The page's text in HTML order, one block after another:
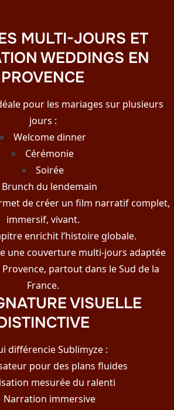
MULTI-JOURS ET
WEDDINGS EN
PROVENCE
pour les mariages sur plusieurs
jours :
Welcome dinner
Cérémonie
Soirée
Brunch du lendemain
de créer un film narratif complet,
immersif, vivant.
enrichit l’histoire globale.
une couverture multi-jours adaptée
partout dans le Sud de la
France.
VISUELLE
différencie Sublimyze :
pour des plans fluides
mesurée du ralenti
Narration immersive